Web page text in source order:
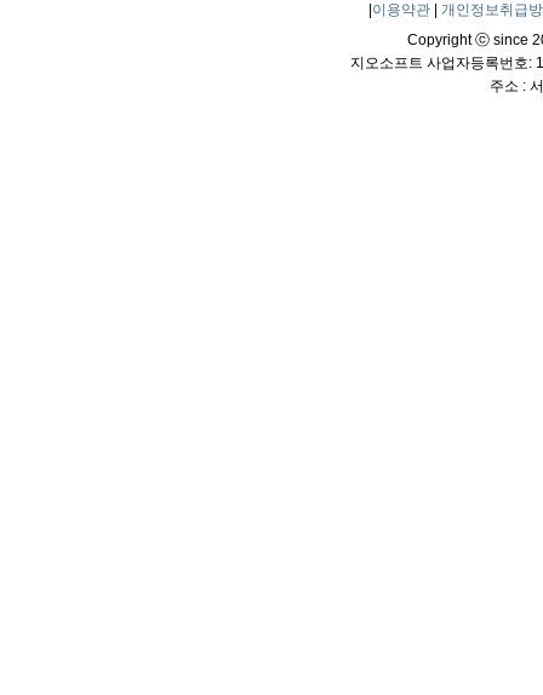
이용약관
개인정보취급
Copyright ⓒ since
지오소프트 사업자등록번호:
주소 :